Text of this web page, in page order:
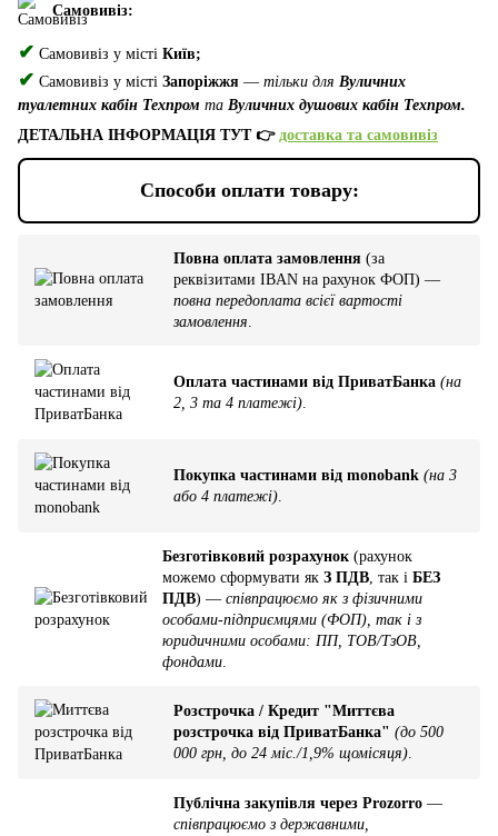
Самовивіз:
✔ Самовивіз у місті Київ;
✔ Самовивіз у місті Запоріжжя — тільки для Вуличних
туалетних кабін Техпром та Вуличних душових кабін Техпром.
ДЕТАЛЬНА ІНФОРМАЦІЯ ТУТ 👉 доставка та самовивіз
Способи оплати товару:
Повна оплата замовлення (за
реквізитами IBAN на рахунок ФОП) —
повна передоплата всієї вартості
замовлення
Оплата частинами від ПриватБанка (на
2, 3 та 4 платежі)
Покупка частинами від monobank (на 3
або 4 платежі)
Безготівковий розрахунок (рахунок
можемо сформувати як З ПДВ , так і БЕЗ
ПДВ) — співпрацюємо як з фізичними
особами-підприємцями (ФОП), так і з
юридичними особами: ПП, ТОВ/ТзОВ,
фондами
Розстрочка / Кредит "Миттєва
розстрочка від ПриватБанка" (до 500
000 грн, до 24 міс./1,9% щомісяця).
Публічна закупівля через Prozorro —
співпрацюємо з державними,